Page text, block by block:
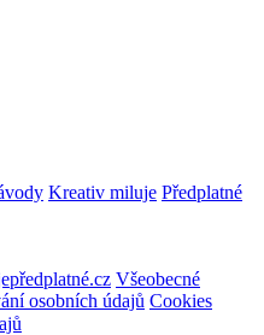
Kreativ miluje Předplatné
Všeobecné
osobních údajů Cookies